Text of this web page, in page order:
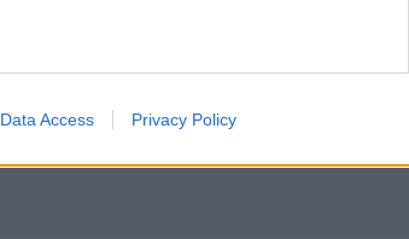
Data Access Privacy Policy